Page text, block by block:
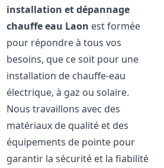
installation et dépannage
chauffe eau Laon est formée
pour répondre à tous vos
besoins, que ce soit pour une
installation de chauffe-eau
électrique, à gaz ou solaire.
Nous travaillons avec des
matériaux de qualité et des
équipements de pointe pour
garantir la sécurité et la fiabilité